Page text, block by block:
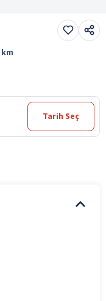
km
Tarih Seç